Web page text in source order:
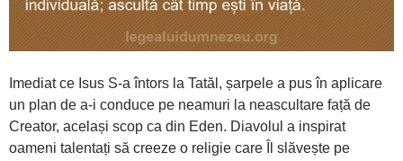
Imediat ce Isus S-a întors la Tatăl, șarpele a pus în aplicare
un plan de a-i conduce pe neamuri la neascultare față de
Creator, același scop ca din Eden. Diavolul a inspirat
oameni talentați să creeze o religie care Îl slăvește pe